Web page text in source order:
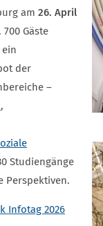
am 26. April
Gäste
der
–
,
Studiengänge
Infotag 2026